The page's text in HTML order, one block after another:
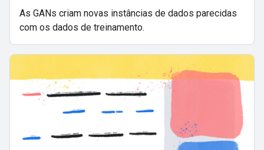
As GANs criam novas instâncias de dados parecidas
com os dados de treinamento.